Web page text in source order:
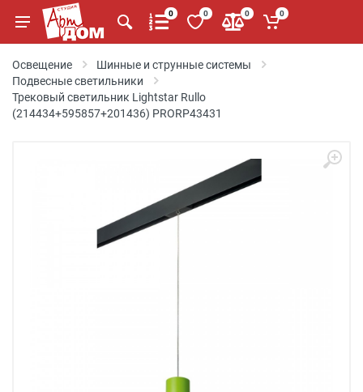
0 0 0 0
Освещение
Шинные и струнные системы
Подвесные светильники
Трековый светильник Lightstar Rullo
(214434+595857+201436) PRORP43431